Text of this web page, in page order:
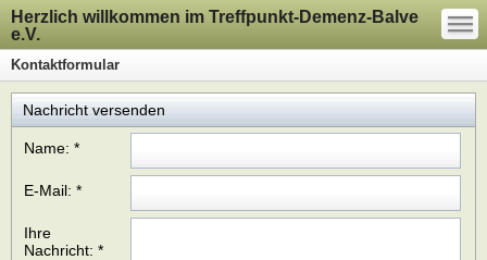
Herzlich willkommen im Treffpunkt-Demenz-Balve
e.V.
—
—
—
Kontaktformular
Nachricht versenden
Name: *
E-Mail: *
Ihre
Nachricht: *